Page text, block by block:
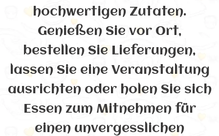
hochwertigen Zutaten.
Genießen Sie vor Ort,
bestellen Sie Lieferungen,
lassen Sie eine Veranstaltung
ausrichten oder holen Sie sich
Essen zum Mitnehmen für
einen unvergesslichen